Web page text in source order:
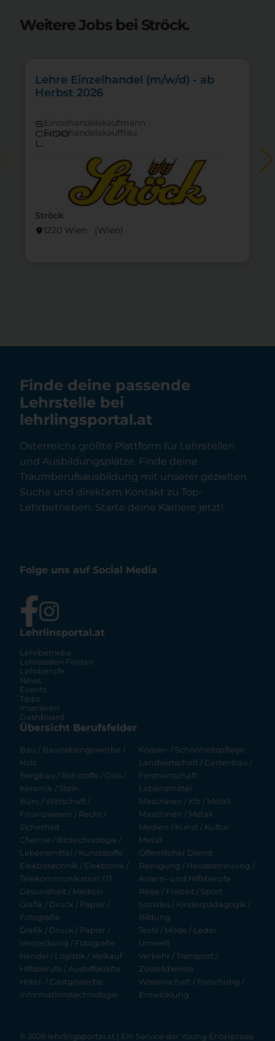
Weitere Jobs bei Ströck.
Ströck
location_on1220 Wien (Wien)
Lehre Einzelhandel (m/w/d) - ab
Herbst 2026
s
choo
l
Einzelhandelskaufmann -
Einzelhandelskauffrau
Finde deine passende
Lehrstelle bei
lehrlingsportal.at
Österreichs größte Plattform für Lehrstellen
und Ausbildungsplätze. Finde deine
Traumberufsausbildung mit unserer gezielten
Suche und direktem Kontakt zu Top-
Lehrbetrieben. Starte deine Karriere jetzt!
Folge uns auf Social Media
Lehrlinsportal.at
Lehrbetriebe
Lehrstellen Finden
Lehrberufe
News
Events
Tipps
Inserieren
Dashboard
Übersicht Berufsfelder
Bau / Baunebengewerbe /
Holz
Bergbau / Rohstoffe / Glas /
Keramik / Stein
Büro / Wirtschaft /
Finanzwesen / Recht /
Sicherheit
Chemie / Biotechnologie /
Lebensmittel / Kunststoffe
Elektrotechnik / Elektronik /
Telekommunikation / IT
Gesundheit / Medizin
Grafik / Druck / Papier /
Fotografie
Grafik / Druck / Papier /
Verpackung / Fotografie
Handel / Logistik / Verkauf
Hilfsberufe / Aushilfskräfte
Hotel- / Gastgewerbe
Informationstechnologie
Körper- / Schönheitspflege
Landwirtschaft / Gartenbau /
Forstwirtschaft
Lebensmittel
Maschinen / Kfz / Metall
Maschinen / Metall
Medien / Kunst / Kultur
Metall
Öffentlicher Dienst
Reinigung / Hausbetreuung /
Anlern- und Hilfsberufe
Reise / Freizeit / Sport
Soziales / Kinderpädagogik /
Bildung
Textil / Mode / Leder
Umwelt
Verkehr / Transport /
Zustelldienste
Wissenschaft / Forschung /
Entwicklung
© 2026 lehrlingsportal.at | Ein Service der Young Enterprises